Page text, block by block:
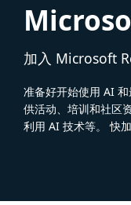
加入 Microsoft
准备好开始使用 AI
供活动、培训和社区
利用 AI 技术等。 快